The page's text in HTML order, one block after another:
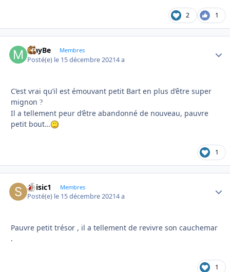
2 1
MayBe Membres
Posté(e) le 15 décembre 20214 a
C’est vrai qu’il est émouvant petit Bart en plus d’être super
mignon ?
Il a tellement peur d’être abandonné de nouveau, pauvre
petit bout…
1
Soisic1 Membres
Posté(e) le 15 décembre 20214 a
Pauvre petit trésor , il a tellement de revivre son cauchemar
.
1